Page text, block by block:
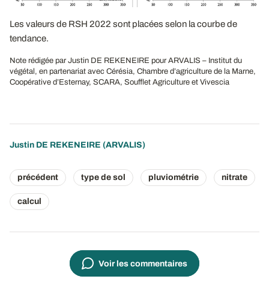
Les valeurs de RSH 2022 sont placées selon la courbe de
tendance.
Note rédigée par Justin DE REKENEIRE pour ARVALIS – Institut du
végétal, en partenariat avec Cérésia, Chambre d’agriculture de la Marne,
Coopérative d’Esternay, SCARA, Soufflet Agriculture et Vivescia
Justin DE REKENEIRE (ARVALIS)
précédent type de sol pluviométrie nitrate
calcul
Voir les commentaires